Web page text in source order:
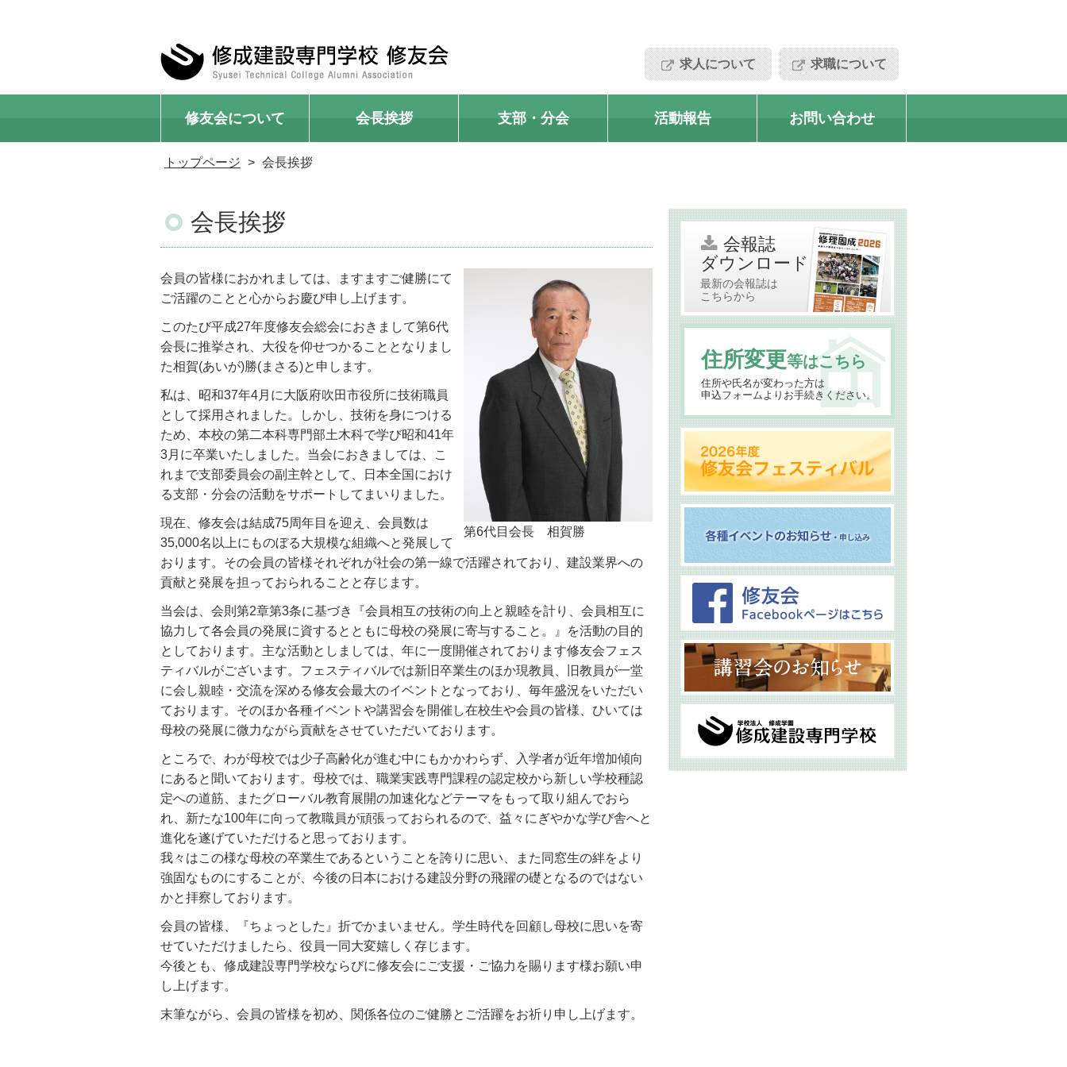
求人について 求職について
修友会について 会長挨拶 支部・分会 活動報告 お問い合わせ
トップページ 会長挨拶
会長挨拶
第6代目会長 相賀勝
会員の皆様におかれましては、ますますご健勝にて
ご活躍のことと心からお慶び申し上げます。
このたび平成27年度修友会総会におきまして第6代
会長に推挙され、大役を仰せつかることとなりまし
た相賀(あいが)勝(まさる)と申します。
私は、昭和37年4月に大阪府吹田市役所に技術職員
として採用されました。しかし、技術を身につける
ため、本校の第二本科専門部土木科で学び昭和41年
3月に卒業いたしました。当会におきましては、こ
れまで支部委員会の副主幹として、日本全国におけ
る支部・分会の活動をサポートしてまいりました。
現在、修友会は結成75周年目を迎え、会員数は
35,000名以上にものぼる大規模な組織へと発展して
おります。その会員の皆様それぞれが社会の第一線で活躍されており、建設業界への
貢献と発展を担っておられることと存じます。
当会は、会則第2章第3条に基づき『会員相互の技術の向上と親睦を計り、会員相互に
協力して各会員の発展に資するとともに母校の発展に寄与すること。』を活動の目的
としております。主な活動としましては、年に一度開催されております修友会フェス
ティバルがございます。フェスティバルでは新旧卒業生のほか現教員、旧教員が一堂
に会し親睦・交流を深める修友会最大のイベントとなっており、毎年盛況をいただい
ております。そのほか各種イベントや講習会を開催し在校生や会員の皆様、ひいては
母校の発展に微力ながら貢献をさせていただいております。
ところで、わが母校では少子高齢化が進む中にもかかわらず、入学者が近年増加傾向
にあると聞いております。母校では、職業実践専門課程の認定校から新しい学校種認
定への道筋、またグローバル教育展開の加速化などテーマをもって取り組んでおら
れ、新たな100年に向って教職員が頑張っておられるので、益々にぎやかな学び舎へと
進化を遂げていただけると思っております。
我々はこの様な母校の卒業生であるということを誇りに思い、また同窓生の絆をより
強固なものにすることが、今後の日本における建設分野の飛躍の礎となるのではない
かと拝察しております。
会員の皆様、『ちょっとした』折でかまいません。学生時代を回顧し母校に思いを寄
せていただけましたら、役員一同大変嬉しく存じます。
今後とも、修成建設専門学校ならびに修友会にご支援・ご協力を賜ります様お願い申
し上げます。
末筆ながら、会員の皆様を初め、関係各位のご健勝とご活躍をお祈り申し上げます。
会報誌
ダウンロード
最新の会報誌は
こちらから
住所変更等はこちら
住所や氏名が変わった方は
申込フォームよりお手続きください。